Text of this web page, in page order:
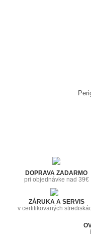
DOPRAVA ZADARMO
pri objednávke nad 39€
ZÁRUKA A SERVIS
v certifikovaných